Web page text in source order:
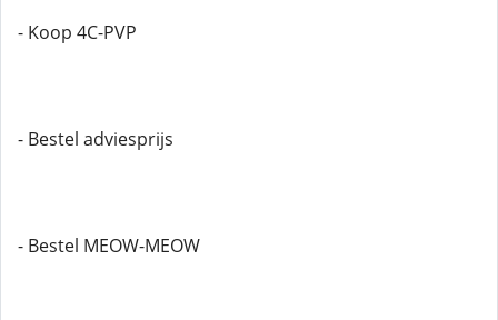
- Koop 4C-PVP
- Bestel adviesprijs
- Bestel MEOW-MEOW